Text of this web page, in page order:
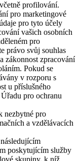
profilování.
pro marketingové
pro tyto účely
vašich osobních
pro
právo svůj souhlas
zákonnost zpracování
Pokud se
v rozporu s
u příslušného
pro ochranu
nezbytné pro
a vzdělávacích
poskytujícím služby
skupiny, k níž